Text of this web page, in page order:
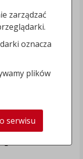
zarządzać
oznacza
plików
serwisu